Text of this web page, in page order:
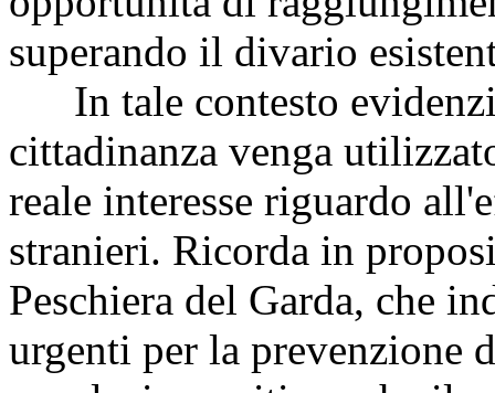
superando il divario
In tale contesto
cittadinanza venga
reale interesse riguardo
stranieri. Ricorda in
Peschiera del Garda, che
urgenti per la prevenzione